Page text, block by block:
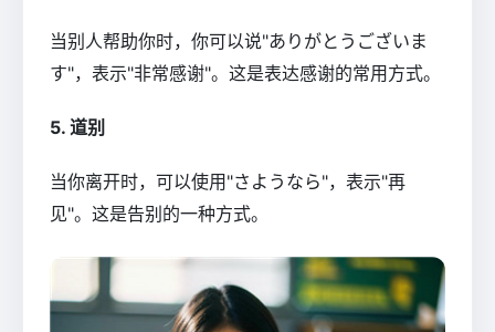
当别人帮助你时，你可以说"ありがとうございま
す"，表示"非常感谢"。这是表达感谢的常用方式。
5. 道别
当你离开时，可以使用"さようなら"，表示"再
见"。这是告别的一种方式。